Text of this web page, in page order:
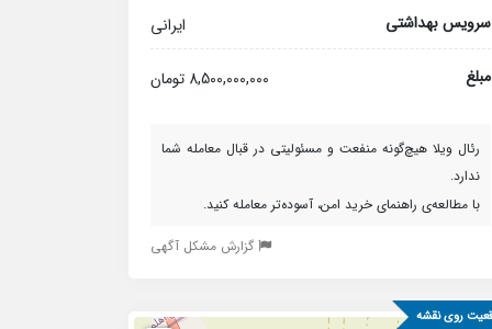
سرویس بهداشتی ایرانی
مبلغ 8,500,000,000 تومان
رئال ویلا هیچ‌گونه منفعت و مسئولیتی در قبال معامله شما
ندارد.
با مطالعه‌ی راهنمای خرید امن، آسوده‌تر معامله کنید.
گزارش مشکل آگهی
روی نقشه